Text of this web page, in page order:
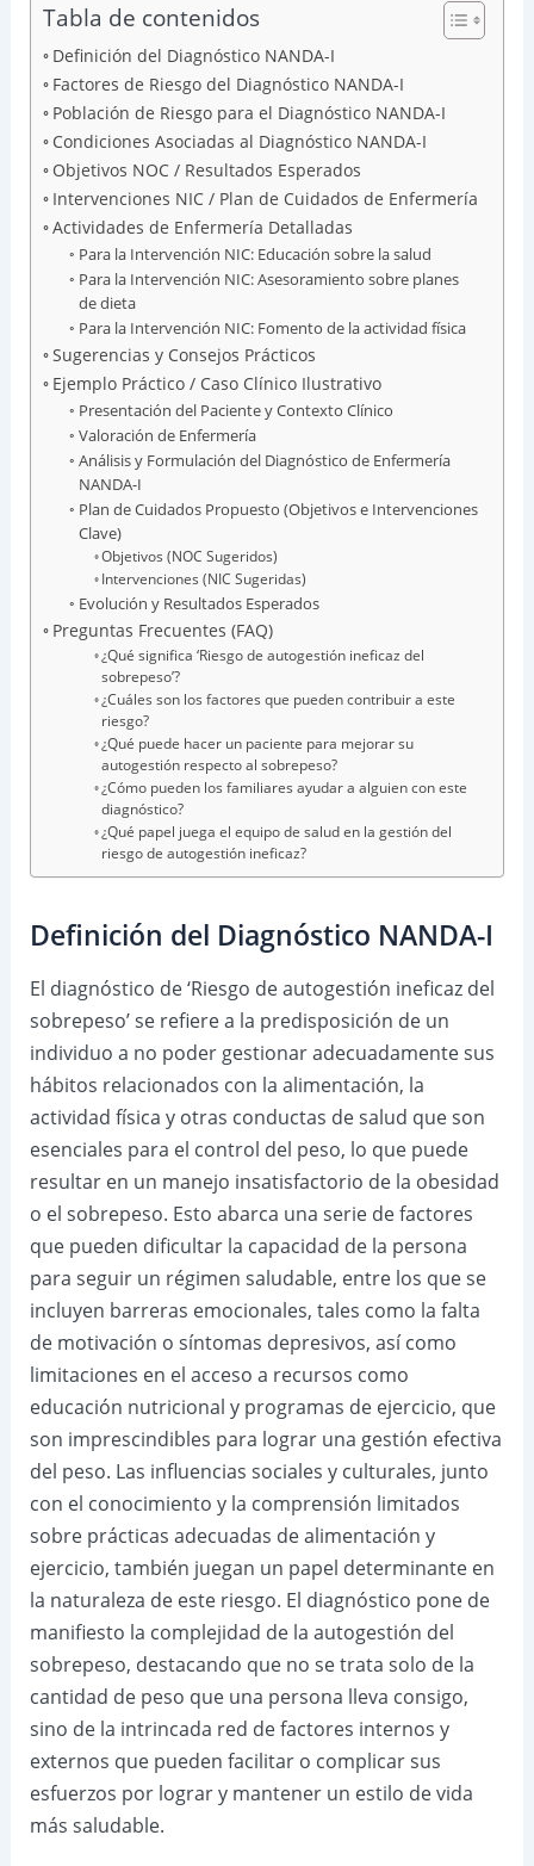
Tabla de contenidos
Definición del Diagnóstico NANDA-I
Factores de Riesgo del Diagnóstico NANDA-I
Población de Riesgo para el Diagnóstico NANDA-I
Condiciones Asociadas al Diagnóstico NANDA-I
Objetivos NOC / Resultados Esperados
Intervenciones NIC / Plan de Cuidados de Enfermería
Actividades de Enfermería Detalladas
Para la Intervención NIC: Educación sobre la salud
Para la Intervención NIC: Asesoramiento sobre planes
de dieta
Para la Intervención NIC: Fomento de la actividad física
Sugerencias y Consejos Prácticos
Ejemplo Práctico / Caso Clínico Ilustrativo
Presentación del Paciente y Contexto Clínico
Valoración de Enfermería
Análisis y Formulación del Diagnóstico de Enfermería
NANDA-I
Plan de Cuidados Propuesto (Objetivos e Intervenciones
Clave)
Objetivos (NOC Sugeridos)
Intervenciones (NIC Sugeridas)
Evolución y Resultados Esperados
Preguntas Frecuentes (FAQ)
¿Qué significa ‘Riesgo de autogestión ineficaz del
sobrepeso’?
¿Cuáles son los factores que pueden contribuir a este
riesgo?
¿Qué puede hacer un paciente para mejorar su
autogestión respecto al sobrepeso?
¿Cómo pueden los familiares ayudar a alguien con este
diagnóstico?
¿Qué papel juega el equipo de salud en la gestión del
riesgo de autogestión ineficaz?
Definición del Diagnóstico NANDA-I
El diagnóstico de ‘Riesgo de autogestión ineficaz del
sobrepeso’ se refiere a la predisposición de un
individuo a no poder gestionar adecuadamente sus
hábitos relacionados con la alimentación, la
actividad física y otras conductas de salud que son
esenciales para el control del peso, lo que puede
resultar en un manejo insatisfactorio de la obesidad
o el sobrepeso. Esto abarca una serie de factores
que pueden dificultar la capacidad de la persona
para seguir un régimen saludable, entre los que se
incluyen barreras emocionales, tales como la falta
de motivación o síntomas depresivos, así como
limitaciones en el acceso a recursos como
educación nutricional y programas de ejercicio, que
son imprescindibles para lograr una gestión efectiva
del peso. Las influencias sociales y culturales, junto
con el conocimiento y la comprensión limitados
sobre prácticas adecuadas de alimentación y
ejercicio, también juegan un papel determinante en
la naturaleza de este riesgo. El diagnóstico pone de
manifiesto la complejidad de la autogestión del
sobrepeso, destacando que no se trata solo de la
cantidad de peso que una persona lleva consigo,
sino de la intrincada red de factores internos y
externos que pueden facilitar o complicar sus
esfuerzos por lograr y mantener un estilo de vida
más saludable.